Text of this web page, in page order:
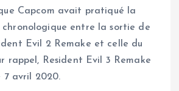
Capcom avait pratiqué la
entre la sortie de
Evil 2 Remake et celle du
rappel, Resident Evil 3 Remake
7 avril 2020.